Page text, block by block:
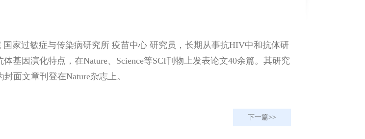
国家过敏症与传染病研究所 疫苗中心 研究员，长期从事抗HIV中和抗体研
基因演化特点，在Nature、Science等SCI刊物上发表论文40余篇。其研究
面文章刊登在Nature杂志上。
下一篇